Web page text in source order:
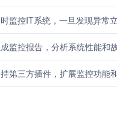
监控IT系统，一旦发现异常
监控报告，分析系统性能和
第三方插件，扩展监控功能